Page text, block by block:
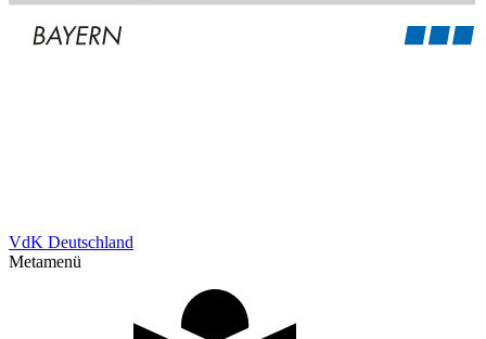
VdK Deutschland
Metamenü